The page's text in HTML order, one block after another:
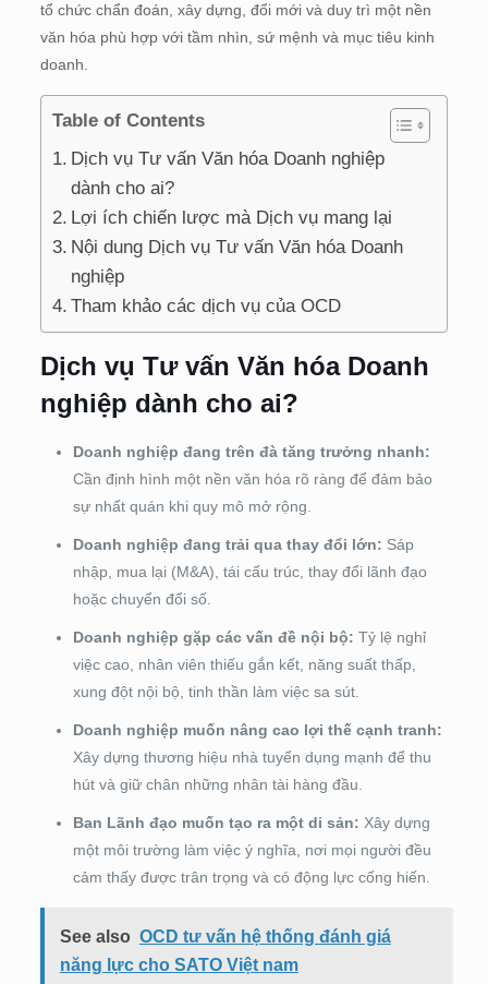
tổ chức chẩn đoán, xây dựng, đổi mới và duy trì một nền
văn hóa phù hợp với tầm nhìn, sứ mệnh và mục tiêu kinh
doanh.
Table of Contents
Dịch vụ Tư vấn Văn hóa Doanh nghiệp
dành cho ai?
Lợi ích chiến lược mà Dịch vụ mang lại
Nội dung Dịch vụ Tư vấn Văn hóa Doanh
nghiệp
Tham khảo các dịch vụ của OCD
Dịch vụ Tư vấn Văn hóa Doanh
nghiệp dành cho ai?
Doanh nghiệp đang trên đà tăng trưởng nhanh:
Cần định hình một nền văn hóa rõ ràng để đảm bảo
sự nhất quán khi quy mô mở rộng.
Doanh nghiệp đang trải qua thay đổi lớn: Sáp
nhập, mua lại (M&A), tái cấu trúc, thay đổi lãnh đạo
hoặc chuyển đổi số.
Doanh nghiệp gặp các vấn đề nội bộ: Tỷ lệ nghỉ
việc cao, nhân viên thiếu gắn kết, năng suất thấp,
xung đột nội bộ, tinh thần làm việc sa sút.
Doanh nghiệp muốn nâng cao lợi thế cạnh tranh:
Xây dựng thương hiệu nhà tuyển dụng mạnh để thu
hút và giữ chân những nhân tài hàng đầu.
Ban Lãnh đạo muốn tạo ra một di sản: Xây dựng
một môi trường làm việc ý nghĩa, nơi mọi người đều
cảm thấy được trân trọng và có động lực cống hiến.
See also OCD tư vấn hệ thống đánh giá
năng lực cho SATO Việt nam